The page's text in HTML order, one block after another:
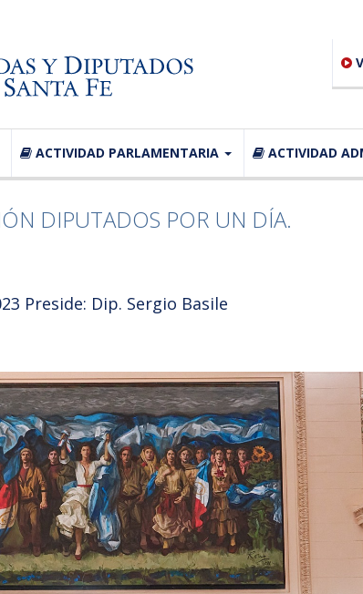
ACTIVIDAD PARLAMENTARIA ACTIVIDAD
DIPUTADOS POR UN DÍA.
Preside: Dip. Sergio Basile